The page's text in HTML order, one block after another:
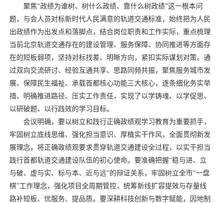
聚焦“政绩为谁树、树什么政绩、靠什么树政绩”这一根本问
题，与会人员对标新时代人民满意的轨道交通标准，始终把为人民
出政绩作为出发点和落脚点，结合岗位职责和工作实际，重点梳理
当前北京轨道交通存在的建设管理、服务保障、协同推进等方面存
在的短板弱项，坚持对标找差、明晰方向，紧扣实际谋划对策。通
过双向交流研讨、经验互通共享、思路同频共振，聚焦服务城市发
展、保障民生福祉、承载首都核心功能三大核心，逐条细化务实举
措、明确推进路径、压实工作责任，实现了以学铸魂、以学促思、
以研破题、以行践效的学习目标。
会议明确，要以树立和践行正确政绩观学习教育为重要抓手，
牢固树立底线思维、强化担当意识、厚植实干作风，全面贯彻新发
展理念，将正确政绩观要求贯穿轨道交通建设全过程，以实干担当
践行首都轨道交通建设队伍的初心使命。要准确把握“稳与进、立
与破、虚与实、标与本、近与远”的辩证关系，牢固树立全市“一盘
棋”工作理念，强化项目全周期管控，统筹新线扩容提效与存量线
路补短板、优服务、提品质。要深耕科技创新与数字赋能，因地制